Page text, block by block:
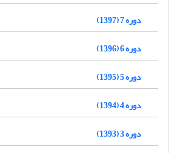
دوره 7 (1397)
دوره 6 (1396)
دوره 5 (1395)
دوره 4 (1394)
دوره 3 (1393)